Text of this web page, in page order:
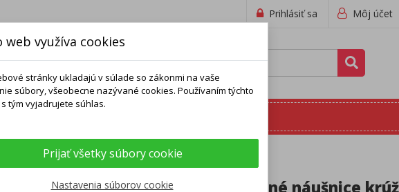
Môj účet
Prihlásiť sa
krúžky - 12 mm priemer
Pozlátené strieborné náušnice
web využíva cookies
stránky ukladajú v súlade so zákonmi na vaše
súbory, všeobecne nazývané cookies. Používaním týchto
tým vyjadrujete súhlas.
Prijať všetky súbory cookie
Nastavenia súborov cookie